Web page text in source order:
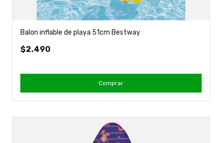
Balon inflable de playa 51cm Bestway
$2.490
Comprar